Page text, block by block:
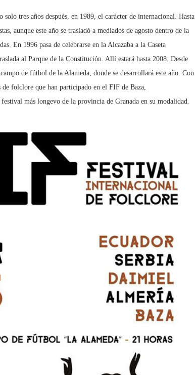
tres años después, en 1989, el carácter de internacional. Hasta
aunque este año se trasladó a mediados de agosto dentro de la
En 1996 pasa de celebrarse en la Alcazaba a la Caseta
al Parque de la Constitución. Allí estará hasta 2008. Desde
de fútbol de la Alameda, donde se desarrollará este año. Con
de folclore que han participado en el FIF de Baza,
más longevo de la provincia de Granada en su modalidad.